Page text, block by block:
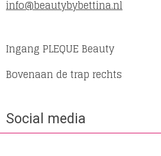
info@beautybybettina.nl
Ingang PLEQUE Beauty
Bovenaan de trap rechts
Social media